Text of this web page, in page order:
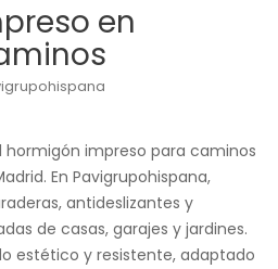
en
hormigón impreso para caminos
En Pavigrupohispana,
antideslizantes y
de casas, garajes y jardines.
estético y resistente, adaptado